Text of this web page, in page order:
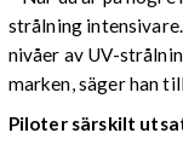
strålning
nivåer av UV-
marken, säger han
Piloter särskilt